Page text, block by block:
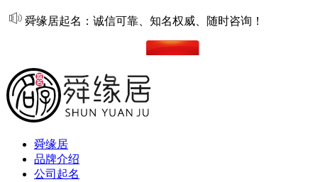
舜缘居起名：诚信可靠、知名权威、随时咨询！
舜缘居
品牌介绍
公司起名